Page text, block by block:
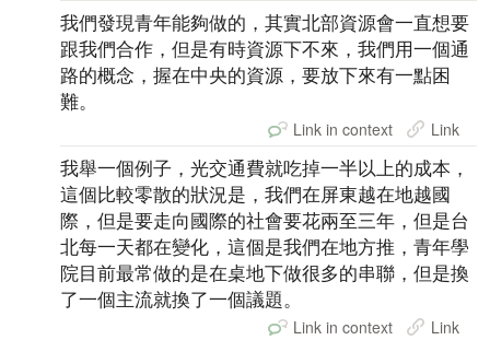
我們發現青年能夠做的，其實北部資源會一直想要
跟我們合作，但是有時資源下不來，我們用一個通
路的概念，握在中央的資源，要放下來有一點困
難。
Link in context Link
我舉一個例子，光交通費就吃掉一半以上的成本，
這個比較零散的狀況是，我們在屏東越在地越國
際，但是要走向國際的社會要花兩至三年，但是台
北每一天都在變化，這個是我們在地方推，青年學
院目前最常做的是在桌地下做很多的串聯，但是換
了一個主流就換了一個議題。
Link in context Link